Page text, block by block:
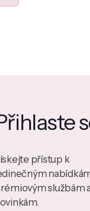
přístup k
službám